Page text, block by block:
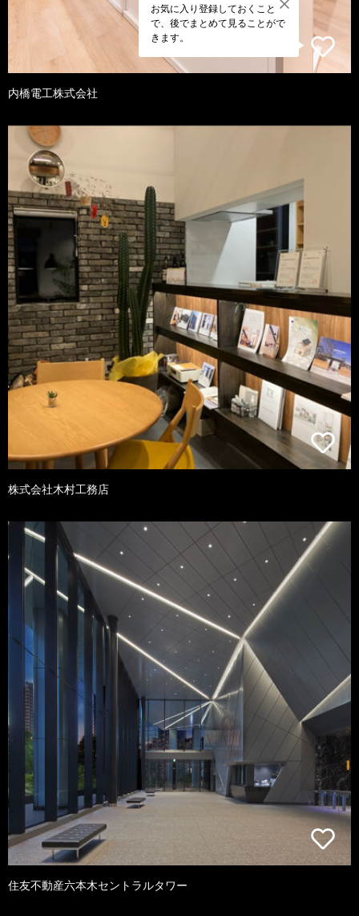
お気に入り登録しておくこと
で、後でまとめて見ることがで
きます。
内橋電工株式会社
株式会社木村工務店
住友不動産六本木セントラルタワー